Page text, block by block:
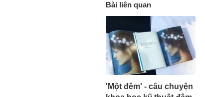
Bài liên quan
'Một đêm' - câu chuyện